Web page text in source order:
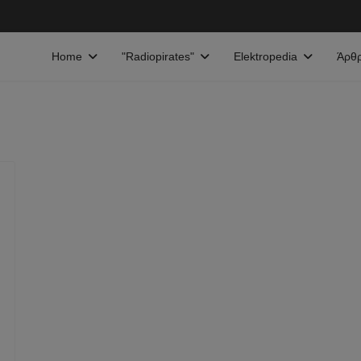
Home "Radiopirates" Elektropedia